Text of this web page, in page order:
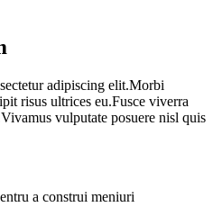
adipiscing elit.Morbi
risus ultrices eu.Fusce viverra
vulputate posuere nisl quis
a construi meniuri